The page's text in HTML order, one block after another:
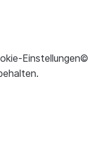
Einstellungen©
.